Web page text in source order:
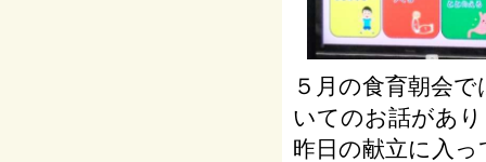
５月の食育朝会
いてのお話があ
昨日の献立に入